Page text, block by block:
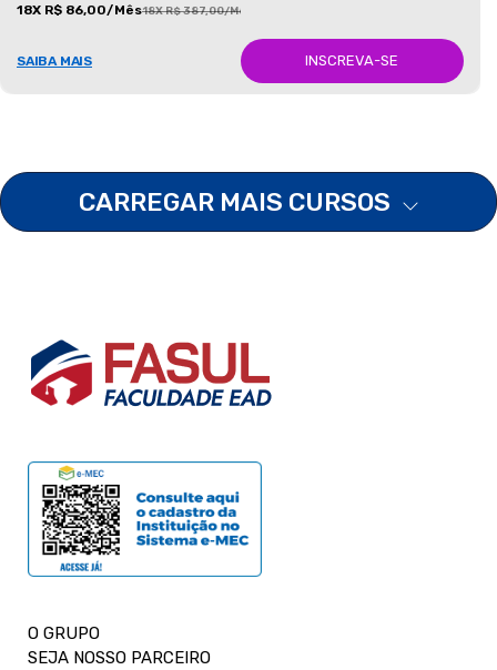
18X R$ 86,00/Mês18X R$ 387,00/Mês
SAIBA MAIS INSCREVA-SE
CARREGAR MAIS CURSOS
O GRUPO
SEJA NOSSO PARCEIRO